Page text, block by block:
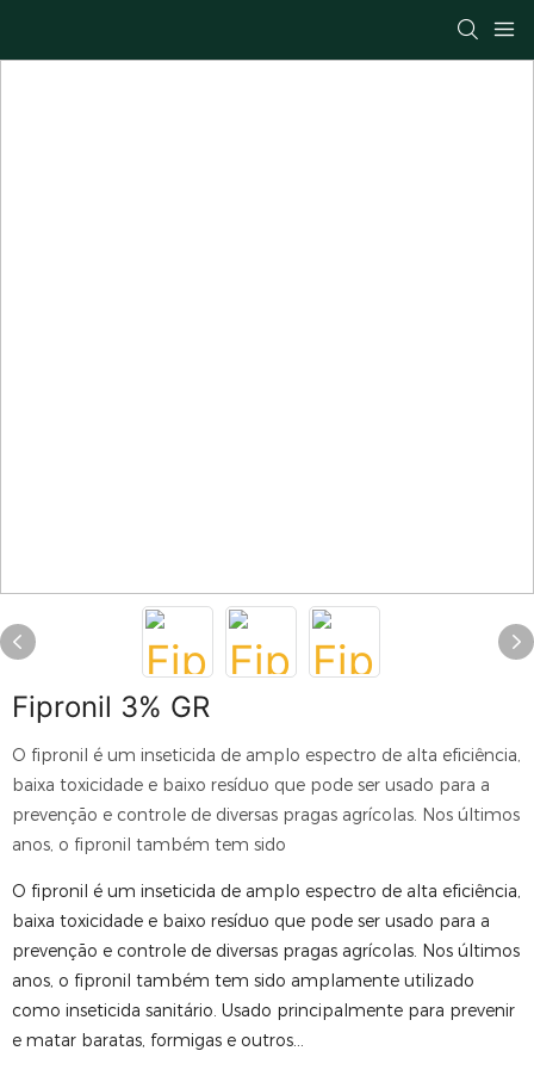
Fipronil 3% GR
O fipronil é um inseticida de amplo espectro de alta eficiência,
baixa toxicidade e baixo resíduo que pode ser usado para a
prevenção e controle de diversas pragas agrícolas. Nos últimos
anos, o fipronil também tem sido
O fipronil é um inseticida de amplo espectro de alta eficiência,
baixa toxicidade e baixo resíduo que pode ser usado para a
prevenção e controle de diversas pragas agrícolas. Nos últimos
anos, o fipronil também tem sido amplamente utilizado
como inseticida sanitário. Usado principalmente para prevenir
e matar baratas, formigas e outros...